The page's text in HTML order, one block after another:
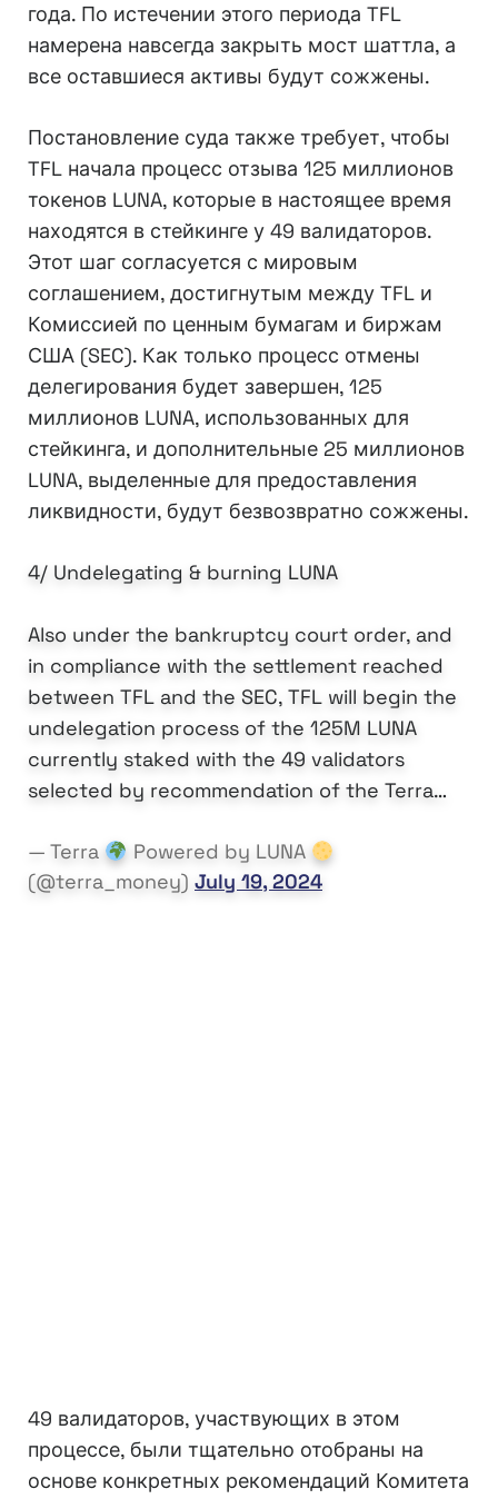
года. По истечении этого периода TFL
намерена навсегда закрыть мост шаттла, а
все оставшиеся активы будут сожжены.
Постановление суда также требует, чтобы
TFL начала процесс отзыва 125 миллионов
токенов LUNA, которые в настоящее время
находятся в стейкинге у 49 валидаторов.
Этот шаг согласуется с мировым
соглашением, достигнутым между TFL и
Комиссией по ценным бумагам и биржам
США (SEC). Как только процесс отмены
делегирования будет завершен, 125
миллионов LUNA, использованных для
стейкинга, и дополнительные 25 миллионов
LUNA, выделенные для предоставления
ликвидности, будут безвозвратно сожжены.
4/ Undelegating & burning LUNA
Also under the bankruptcy court order, and
in compliance with the settlement reached
between TFL and the SEC, TFL will begin the
undelegation process of the 125M LUNA
currently staked with the 49 validators
selected by recommendation of the Terra…
— Terra
Powered by LUNA
(@terra_money) July 19, 2024
49 валидаторов, участвующих в этом
процессе, были тщательно отобраны на
основе конкретных рекомендаций Комитета